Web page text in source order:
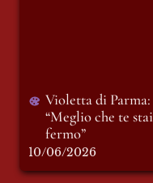
Violetta di Parma:
“Meglio che te stai
fermo”
10/06/2026